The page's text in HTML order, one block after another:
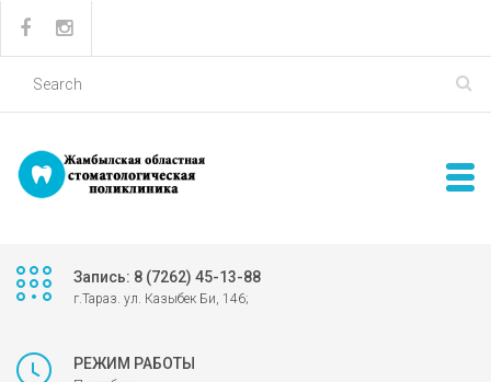
Запись: 8 (7262) 45-13-88
г.Тараз. ул. Казыбек Би, 146;
РЕЖИМ РАБОТЫ